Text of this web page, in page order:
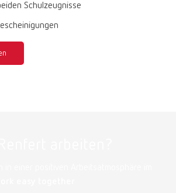
Schulzeugnisse